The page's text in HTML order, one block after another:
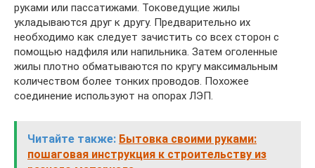
руками или пассатижами. Токоведущие жилы
укладываются друг к другу. Предварительно их
необходимо как следует зачистить со всех сторон с
помощью надфиля или напильника. Затем оголенные
жилы плотно обматываются по кругу максимальным
количеством более тонких проводов. Похожее
соединение используют на опорах ЛЭП.
Читайте также: Бытовка своими руками:
пошаговая инструкция к строительству из